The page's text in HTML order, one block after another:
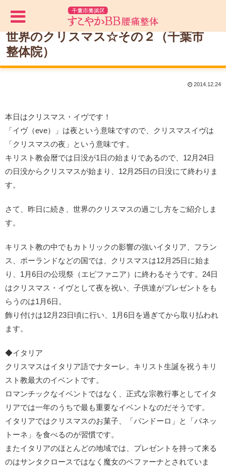
世界のクリスマス☆その２（千葉市
整体院）
2014.12.24
本日はクリスマス・イヴです！
「イヴ（eve）」は夜という意味ですので、クリスマスイヴは
「クリスマスの夜」という意味です。
キリスト教会暦では日没が1日の始まりであるので、12月24日
の日没からクリスマスが始まり、12月25日の日没にて終わりま
す。
さて、昨日に続き、世界のクリスマスの過ごし方をご紹介しま
す。
キリスト教の中でもカトリックの影響の強いイタリア、フラン
ス、ポーランドなどの国では、クリスマスは12月25日に始ま
り、1月6日の公現祭（エピファニア）に終わるそうです。24日
はクリスマス・イヴとして夜を祝い、子供達がプレゼントをも
らうのは1月6日。
飾り付けは12月23日頃に行い、1月6日を過ぎてから取り払われ
ます。
◆イタリア
クリスマスはイタリア語でナターレ。キリスト生誕を祝うキリ
スト教最大のイベントです。
ロマンチックなイベントではなく、正式な宗教行事としてイタ
リアでは一年のうちで最も重要なイベントなのだそうです。
イタリアではクリスマスのお菓子、「パンドーロ」と「パネッ
トーネ」を食べるのが習慣です。
またイタリアのほとんどの地域では、プレゼントを持って来る
のはサンタクロースではなく魔女のベファーナとされていま